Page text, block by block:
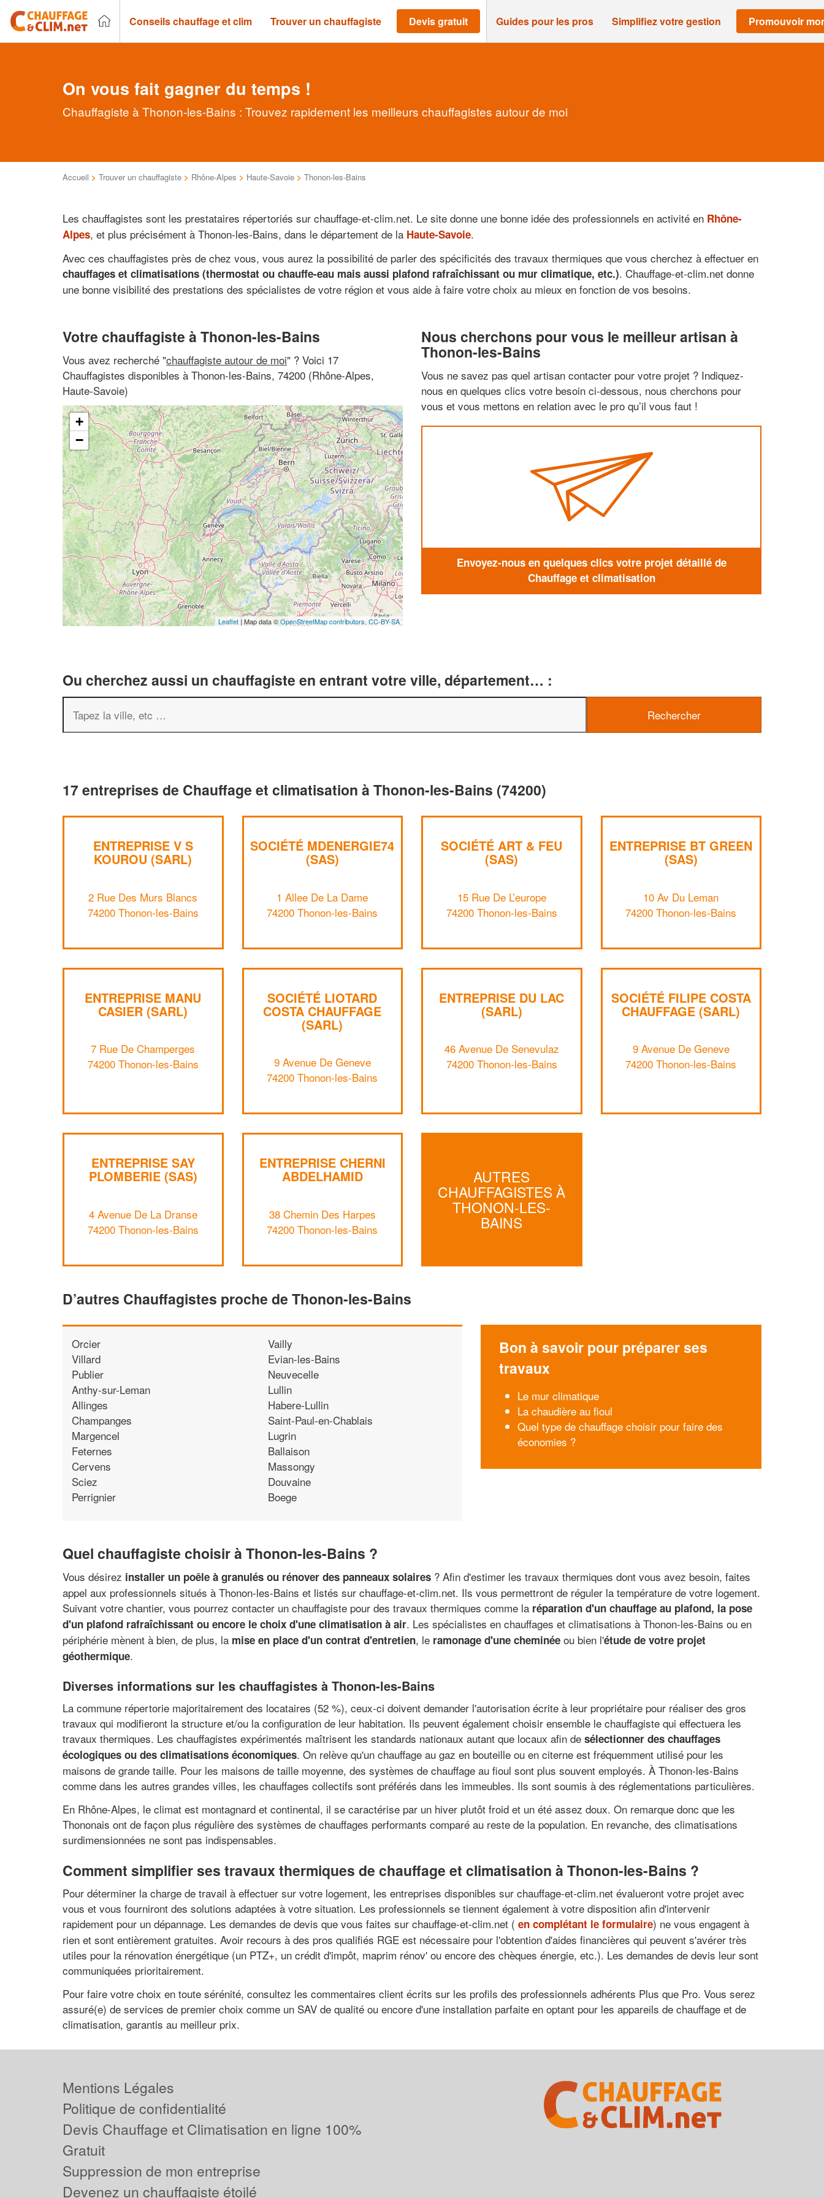
Conseils chauffage et clim Trouver un chauffagiste Devis gratuit Guides pour les pros Simplifiez votre gestion Promouvoir
On vous fait gagner du temps !
Chauffagiste à Thonon-les-Bains : Trouvez rapidement les meilleurs chauffagistes autour de moi
Accueil > Trouver un chauffagiste > Rhône-Alpes > Haute-Savoie > Thonon-les-Bains
Les chauffagistes sont les prestataires répertoriés sur chauffage-et-clim.net. Le site donne une bonne idée des professionnels en activité en Rhône-
Alpes, et plus précisément à Thonon-les-Bains, dans le département de la Haute-Savoie.
Avec ces chauffagistes près de chez vous, vous aurez la possibilité de parler des spécificités des travaux thermiques que vous cherchez à effectuer en
chauffages et climatisations (thermostat ou chauffe-eau mais aussi plafond rafraîchissant ou mur climatique, etc.). Chauffage-et-clim.net donne
une bonne visibilité des prestations des spécialistes de votre région et vous aide à faire votre choix au mieux en fonction de vos besoins.
Votre chauffagiste à Thonon-les-Bains
Vous avez recherché "chauffagiste autour de moi" ? Voici 17
Chauffagistes disponibles à Thonon-les-Bains, 74200 (Rhône-Alpes,
Haute-Savoie)
+
−
Leaflet | Map data ©OpenStreetMap contributors, CC-BY-SA
Nous cherchons pour vous le meilleur artisan à
Thonon-les-Bains
Vous ne savez pas quel artisan contacter pour votre projet ? Indiquez-
nous en quelques clics votre besoin ci-dessous, nous cherchons pour
vous et vous mettons en relation avec le pro qu’il vous faut !
Envoyez-nous en quelques clics votre projet détaillé de
Chauffage et climatisation
Ou cherchez aussi un chauffagiste en entrant votre ville, département… :
17 entreprises de Chauffage et climatisation à Thonon-les-Bains (74200)
ENTREPRISE V S
KOUROU (SARL)
2 Rue Des Murs Blancs
74200 Thonon-les-Bains
SOCIÉTÉ MDENERGIE74
(SAS)
1 Allee De La Dame
74200 Thonon-les-Bains
SOCIÉTÉ ART & FEU
(SAS)
15 Rue De L’europe
74200 Thonon-les-Bains
ENTREPRISE BT GREEN
(SAS)
10 Av Du Leman
74200 Thonon-les-Bains
ENTREPRISE MANU
CASIER (SARL)
7 Rue De Champerges
74200 Thonon-les-Bains
SOCIÉTÉ LIOTARD
COSTA CHAUFFAGE
(SARL)
9 Avenue De Geneve
74200 Thonon-les-Bains
ENTREPRISE DU LAC
(SARL)
46 Avenue De Senevulaz
74200 Thonon-les-Bains
SOCIÉTÉ FILIPE COSTA
CHAUFFAGE (SARL)
9 Avenue De Geneve
74200 Thonon-les-Bains
ENTREPRISE SAY
PLOMBERIE (SAS)
4 Avenue De La Dranse
74200 Thonon-les-Bains
ENTREPRISE CHERNI
ABDELHAMID
38 Chemin Des Harpes
74200 Thonon-les-Bains
AUTRES
CHAUFFAGISTES À
THONON-LES-
BAINS
D’autres Chauffagistes proche de Thonon-les-Bains
Orcier
Villard
Publier
Anthy-sur-Leman
Allinges
Champanges
Margencel
Feternes
Cervens
Sciez
Perrignier
Vailly
Evian-les-Bains
Neuvecelle
Lullin
Habere-Lullin
Saint-Paul-en-Chablais
Lugrin
Ballaison
Massongy
Douvaine
Boege
Bon à savoir pour préparer ses
travaux
Le mur climatique
La chaudière au fioul
Quel type de chauffage choisir pour faire des
économies ?
Quel chauffagiste choisir à Thonon-les-Bains ?
Vous désirez installer un poêle à granulés ou rénover des panneaux solaires ? Afin d'estimer les travaux thermiques dont vous avez besoin, faites
appel aux professionnels situés à Thonon-les-Bains et listés sur chauffage-et-clim.net. Ils vous permettront de réguler la température de votre logement.
Suivant votre chantier, vous pourrez contacter un chauffagiste pour des travaux thermiques comme la réparation d'un chauffage au plafond, la pose
d'un plafond rafraîchissant ou encore le choix d'une climatisation à air. Les spécialistes en chauffages et climatisations à Thonon-les-Bains ou en
périphérie mènent à bien, de plus, la mise en place d'un contrat d'entretien, le ramonage d'une cheminée ou bien l'étude de votre projet
géothermique.
Diverses informations sur les chauffagistes à Thonon-les-Bains
La commune répertorie majoritairement des locataires (52 %), ceux-ci doivent demander l'autorisation écrite à leur propriétaire pour réaliser des gros
travaux qui modifieront la structure et/ou la configuration de leur habitation. Ils peuvent également choisir ensemble le chauffagiste qui effectuera les
travaux thermiques. Les chauffagistes expérimentés maîtrisent les standards nationaux autant que locaux afin de sélectionner des chauffages
écologiques ou des climatisations économiques. On relève qu'un chauffage au gaz en bouteille ou en citerne est fréquemment utilisé pour les
maisons de grande taille. Pour les maisons de taille moyenne, des systèmes de chauffage au fioul sont plus souvent employés. À Thonon-les-Bains
comme dans les autres grandes villes, les chauffages collectifs sont préférés dans les immeubles. Ils sont soumis à des réglementations particulières.
En Rhône-Alpes, le climat est montagnard et continental, il se caractérise par un hiver plutôt froid et un été assez doux. On remarque donc que les
Thononais ont de façon plus régulière des systèmes de chauffages performants comparé au reste de la population. En revanche, des climatisations
surdimensionnées ne sont pas indispensables.
Comment simplifier ses travaux thermiques de chauffage et climatisation à Thonon-les-Bains ?
Pour déterminer la charge de travail à effectuer sur votre logement, les entreprises disponibles sur chauffage-et-clim.net évalueront votre projet avec
vous et vous fourniront des solutions adaptées à votre situation. Les professionnels se tiennent également à votre disposition afin d'intervenir
rapidement pour un dépannage. Les demandes de devis que vous faites sur chauffage-et-clim.net ( en complétant le formulaire) ne vous engagent à
rien et sont entièrement gratuites. Avoir recours à des pros qualifiés RGE est nécessaire pour l'obtention d'aides financières qui peuvent s'avérer très
utiles pour la rénovation énergétique (un PTZ+, un crédit d'impôt, maprim rénov' ou encore des chèques énergie, etc.). Les demandes de devis leur sont
communiquées prioritairement.
Pour faire votre choix en toute sérénité, consultez les commentaires client écrits sur les profils des professionnels adhérents Plus que Pro. Vous serez
assuré(e) de services de premier choix comme un SAV de qualité ou encore d'une installation parfaite en optant pour les appareils de chauffage et de
climatisation, garantis au meilleur prix.
professionnel ?
Mentions Légales
Politique de confidentialité
Devis Chauffage et Climatisation en ligne 100%
Gratuit
Suppression de mon entreprise
Devenez un chauffagiste étoilé